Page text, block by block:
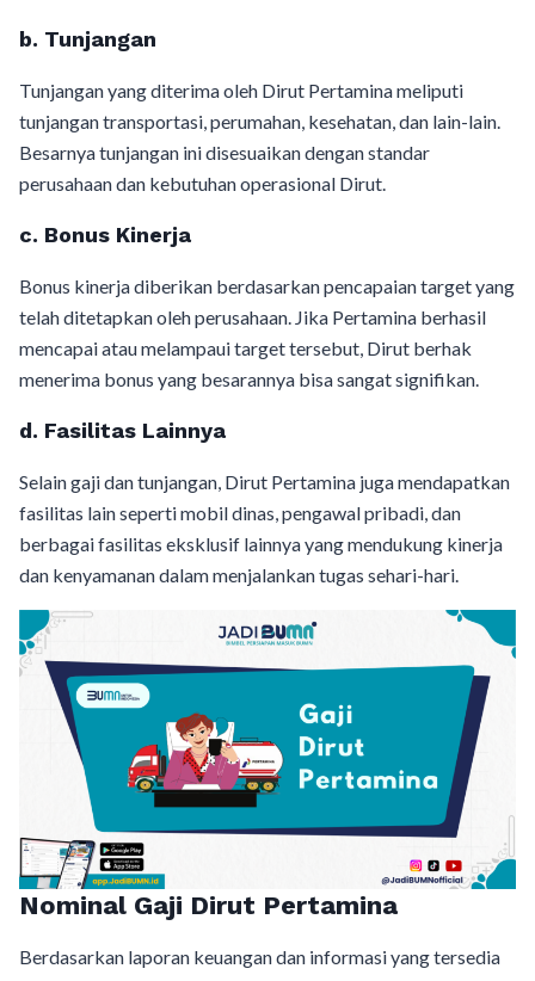
b. Tunjangan
Tunjangan yang diterima oleh Dirut Pertamina meliputi
tunjangan transportasi, perumahan, kesehatan, dan lain-lain.
Besarnya tunjangan ini disesuaikan dengan standar
perusahaan dan kebutuhan operasional Dirut.
c. Bonus Kinerja
Bonus kinerja diberikan berdasarkan pencapaian target yang
telah ditetapkan oleh perusahaan. Jika Pertamina berhasil
mencapai atau melampaui target tersebut, Dirut berhak
menerima bonus yang besarannya bisa sangat signifikan.
d. Fasilitas Lainnya
Selain gaji dan tunjangan, Dirut Pertamina juga mendapatkan
fasilitas lain seperti mobil dinas, pengawal pribadi, dan
berbagai fasilitas eksklusif lainnya yang mendukung kinerja
dan kenyamanan dalam menjalankan tugas sehari-hari.
Nominal Gaji Dirut Pertamina
Berdasarkan laporan keuangan dan informasi yang tersedia